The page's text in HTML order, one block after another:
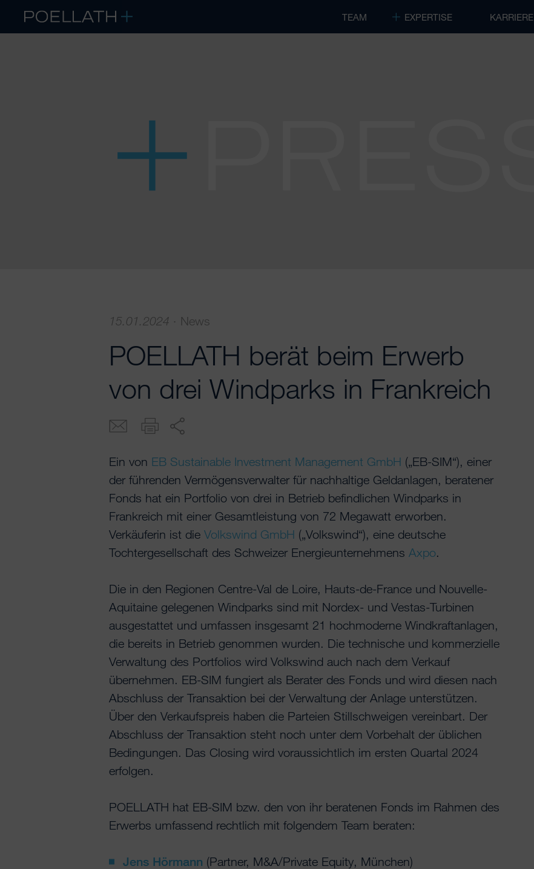
TEAM EXPERTISE KARRIERE
15.01.2024 · News
POELLATH berät beim Erwerb
von drei Windparks in Frankreich
Ein von EB Sustainable Investment Management GmbH („EB-SIM“), einer
der führenden Vermögensverwalter für nachhaltige Geldanlagen, beratener
Fonds hat ein Portfolio von drei in Betrieb befindlichen Windparks in
Frankreich mit einer Gesamtleistung von 72 Megawatt erworben.
Verkäuferin ist dieVolkswind GmbH („Volkswind“), eine deutsche
Tochtergesellschaft des Schweizer EnergieunternehmensAxpo.
Die in den Regionen Centre-Val de Loire, Hauts-de-France und Nouvelle-
Aquitaine gelegenen Windparks sind mit Nordex- und Vestas-Turbinen
ausgestattet und umfassen insgesamt 21 hochmoderne Windkraftanlagen,
die bereits in Betrieb genommen wurden. Die technische und kommerzielle
Verwaltung des Portfolios wird Volkswind auch nach dem Verkauf
übernehmen. EB-SIM fungiert als Berater des Fonds und wird diesen nach
Abschluss der Transaktion bei der Verwaltung der Anlage unterstützen.
Über den Verkaufspreis haben die Parteien Stillschweigen vereinbart. Der
Abschluss der Transaktion steht noch unter dem Vorbehalt der üblichen
Bedingungen. Das Closing wird voraussichtlich im ersten Quartal 2024
erfolgen.
POELLATH hat EB-SIM bzw. den von ihr beratenen Fonds im Rahmen des
Erwerbs umfassend rechtlich mit folgendem Team beraten:
Jens Hörmann (Partner, M&A/Private Equity, München)